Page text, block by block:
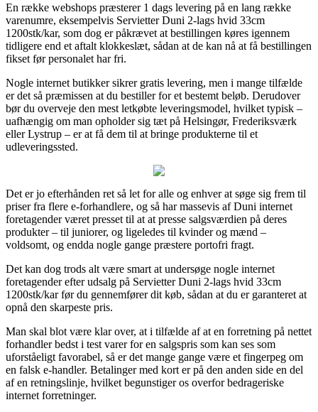
En række webshops præsterer 1 dags levering på en lang række
varenumre, eksempelvis Servietter Duni 2-lags hvid 33cm
1200stk/kar, som dog er påkrævet at bestillingen køres igennem
tidligere end et aftalt klokkeslæt, sådan at de kan nå at få bestillingen
fikset før personalet har fri.
Nogle internet butikker sikrer gratis levering, men i mange tilfælde
er det så præmissen at du bestiller for et bestemt beløb. Derudover
bør du overveje den mest letkøbte leveringsmodel, hvilket typisk –
uafhængig om man opholder sig tæt på Helsingør, Frederiksværk
eller Lystrup – er at få dem til at bringe produkterne til et
udleveringssted.
Det er jo efterhånden ret så let for alle og enhver at søge sig frem til
priser fra flere e-forhandlere, og så har massevis af Duni internet
foretagender været presset til at at presse salgsværdien på deres
produkter – til juniorer, og ligeledes til kvinder og mænd –
voldsomt, og endda nogle gange præstere portofri fragt.
Det kan dog trods alt være smart at undersøge nogle internet
foretagender efter udsalg på Servietter Duni 2-lags hvid 33cm
1200stk/kar før du gennemfører dit køb, sådan at du er garanteret at
opnå den skarpeste pris.
Man skal blot være klar over, at i tilfælde af at en forretning på nettet
forhandler bedst i test varer for en salgspris som kan ses som
uforståeligt favorabel, så er det mange gange være et fingerpeg om
en falsk e-handler. Betalinger med kort er på den anden side en del
af en retningslinje, hvilket begunstiger os overfor bedrageriske
internet forretninger.